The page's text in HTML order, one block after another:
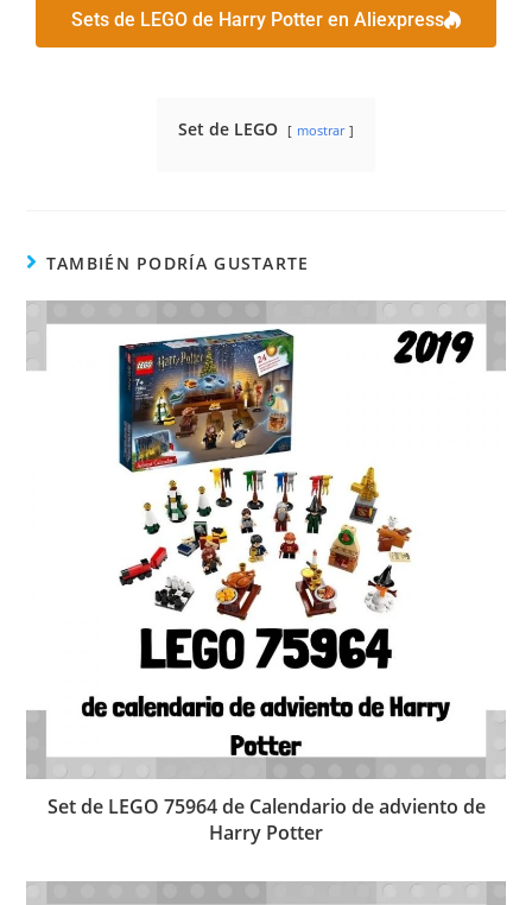
Sets de LEGO de Harry Potter en Aliexpress
Set de LEGO mostrar
TAMBIÉN PODRÍA GUSTARTE
Set de LEGO 75964 de Calendario de adviento de
Harry Potter